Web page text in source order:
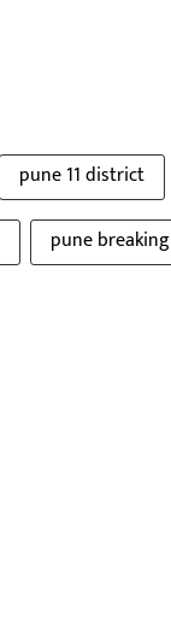
pune 11 district
pune breaking